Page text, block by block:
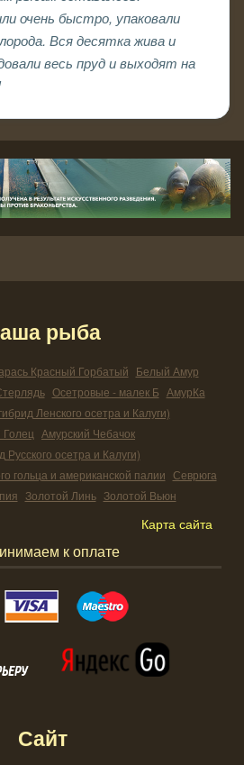
очень быстро, упаковали
Вся десятка жива и
весь пруд и выходят на
рыба
Красный Горбатый Белый Амур
Осетровые - малек Б АмурКа
Ленского осетра и Калуги)
Голец Амурский Чебачок
Русского осетра и Калуги)
гольца и американской палии Севрюга
Золотой Линь Золотой Вьюн
Карта сайта
к оплате
Сайт